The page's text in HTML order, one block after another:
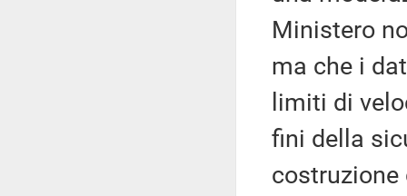
Ministero
ma che i
limiti di
fini della